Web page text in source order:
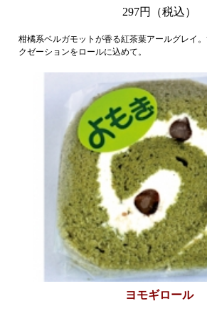
お買い物
297円（税込）
柑橘系ベルガモットが香る紅茶葉アールグレイ
クゼーションをロールに込めて。
ヨモギロール